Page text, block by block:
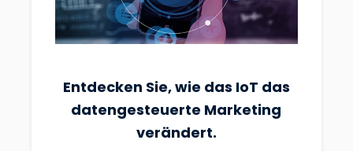
Entdecken Sie, wie das IoT das
datengesteuerte Marketing
verändert.